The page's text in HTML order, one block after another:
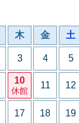
木 金 土
3 4 5
10
休館
11 12
17 18 19